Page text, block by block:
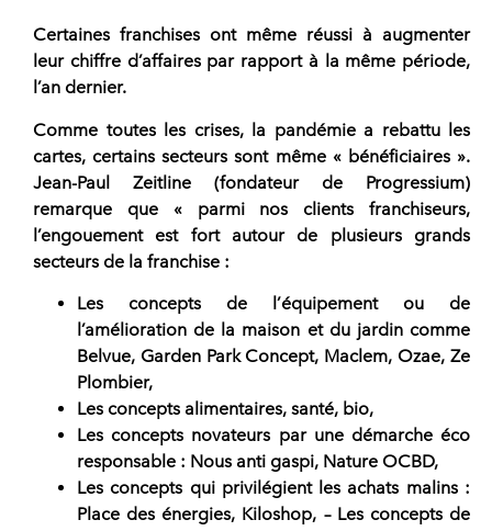
Certaines franchises ont même réussi à augmenter
leur chiffre d’affaires par rapport à la même période,
l’an dernier.
Comme toutes les crises, la pandémie a rebattu les
cartes, certains secteurs sont même « bénéficiaires ».
Jean-Paul Zeitline (fondateur de Progressium)
remarque que « parmi nos clients franchiseurs,
l’engouement est fort autour de plusieurs grands
secteurs de la franchise :
Les concepts de l’équipement ou de
l’amélioration de la maison et du jardin comme
Belvue, Garden Park Concept, Maclem, Ozae, Ze
Plombier,
Les concepts alimentaires, santé, bio,
Les concepts novateurs par une démarche éco
responsable : Nous anti gaspi, Nature OCBD,
Les concepts qui privilégient les achats malins :
Place des énergies, Kiloshop, – Les concepts de